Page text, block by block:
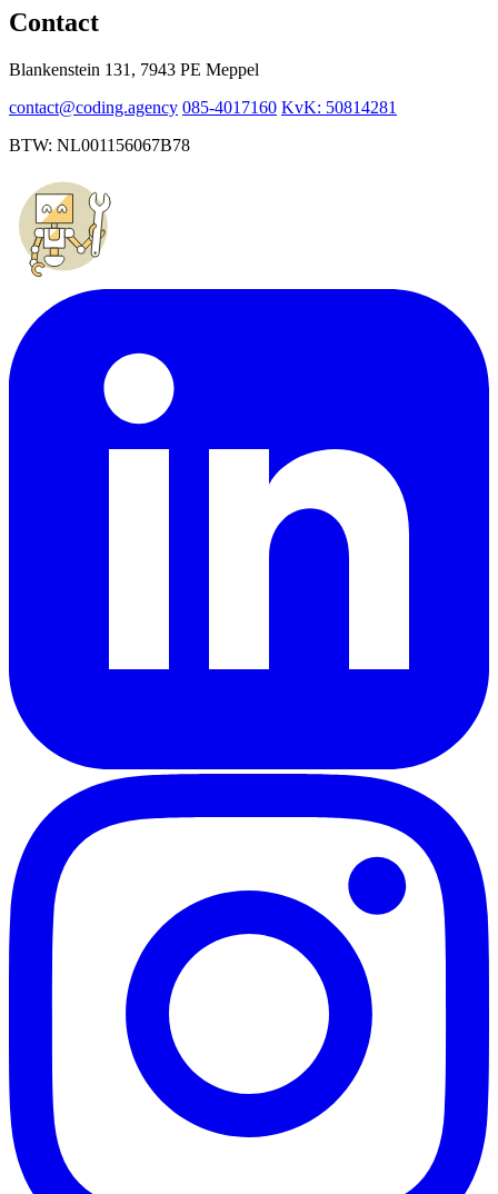
Contact
Blankenstein 131, 7943 PE Meppel
contact@coding.agency 085-4017160 KvK: 50814281
BTW: NL001156067B78